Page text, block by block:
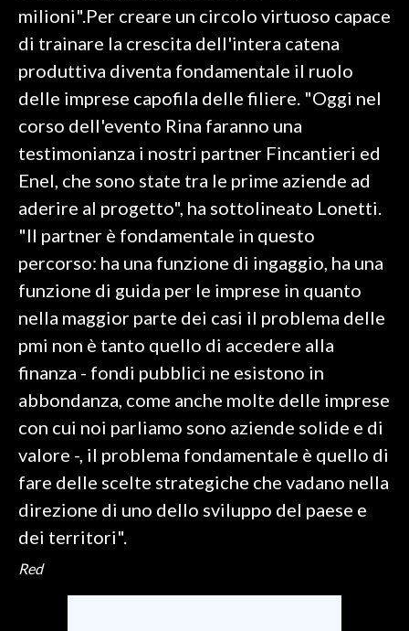
milioni".Per creare un circolo virtuoso capace
di trainare la crescita dell'intera catena
produttiva diventa fondamentale il ruolo
delle imprese capofila delle filiere. "Oggi nel
corso dell'evento Rina faranno una
testimonianza i nostri partner Fincantieri ed
Enel, che sono state tra le prime aziende ad
aderire al progetto", ha sottolineato Lonetti.
"Il partner è fondamentale in questo
percorso: ha una funzione di ingaggio, ha una
funzione di guida per le imprese in quanto
nella maggior parte dei casi il problema delle
pmi non è tanto quello di accedere alla
finanza - fondi pubblici ne esistono in
abbondanza, come anche molte delle imprese
con cui noi parliamo sono aziende solide e di
valore -, il problema fondamentale è quello di
fare delle scelte strategiche che vadano nella
direzione di uno dello sviluppo del paese e
dei territori".
Red